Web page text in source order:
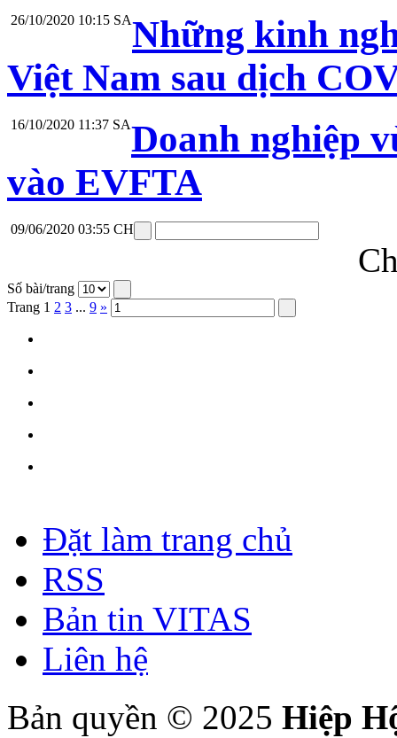
26/10/2020 10:15 SANhững kinh
Việt Nam sau dịch
16/10/2020 11:37 SADoanh nghiệp
vào EVFTA
09/06/2020 03:55 CH
Số bài/trang
Trang 1 2 3 ... 9 »
Đặt làm trang chủ
RSS
Bản tin VITAS
Liên hệ
Bản quyền © 2025 Hiệp